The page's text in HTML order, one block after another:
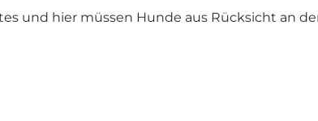
und hier müssen Hunde aus Rücksicht an